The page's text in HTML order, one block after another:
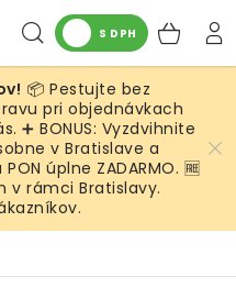
Hľadať
S DPH
📦 Pestujte bez
pri objednávkach
➕ BONUS: Vyzdvihnite
v Bratislave a
úplne ZADARMO. 🆓
v rámci Bratislavy.